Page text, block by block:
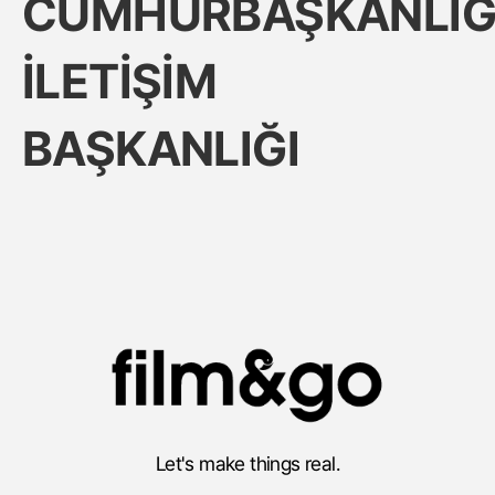
İLETİŞİM
BAŞKANLIĞI
Let's make things real.